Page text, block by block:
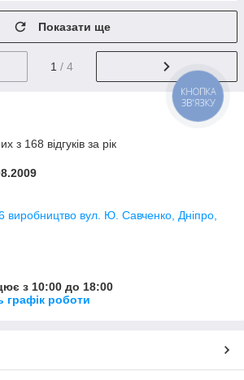
Показати ще
1 / 4
з 168 відгуків за рік
виробництво вул. Ю. Савченко, Дніпро,
з 10:00 до 18:00
графік роботи
КНОПКА
ЗВ'ЯЗКУ